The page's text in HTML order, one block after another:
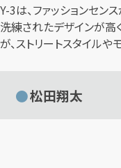
Y-3は、ファッションセン
洗練されたデザインが高
が、ストリートスタイルや
松田翔太